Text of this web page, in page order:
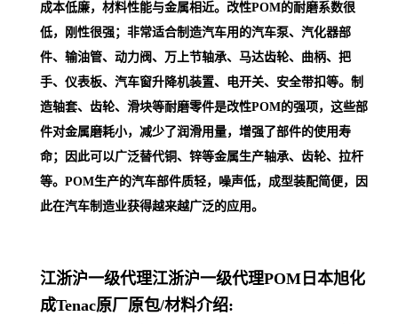
成本低廉，材料性能与金属相近。改性POM的耐磨系数很
低，刚性很强；非常适合制造汽车用的汽车泵、汽化器部
件、输油管、动力阀、万上节轴承、马达齿轮、曲柄、把
手、仪表板、汽车窗升降机装置、电开关、安全带扣等。制
造轴套、齿轮、滑块等耐磨零件是改性POM的强项，这些部
件对金属磨耗小，减少了润滑用量，增强了部件的使用寿
命；因此可以广泛替代铜、锌等金属生产轴承、齿轮、拉杆
等。POM生产的汽车部件质轻，噪声低，成型装配简便，因
此在汽车制 造业获得越来越广泛的应用。
江浙沪一级代理江浙沪一级代理POM日本旭化
成Tenac原厂原包/材料介绍: